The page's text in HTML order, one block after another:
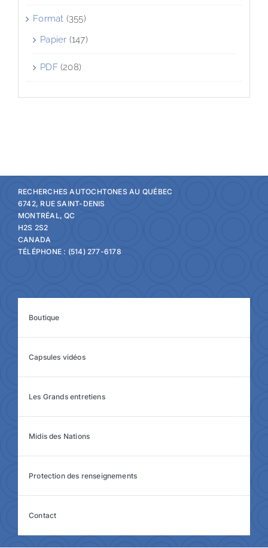
Format (355)
Papier (147)
PDF (208)
RECHERCHES AUTOCHTONES AU QUÉBEC
6742, RUE SAINT-DENIS
MONTRÉAL, QC
H2S 2S2
CANADA
TÉLÉPHONE : (514) 277-6178
Boutique
Capsules vidéos
Les Grands entretiens
Midis des Nations
Protection des renseignements
Contact